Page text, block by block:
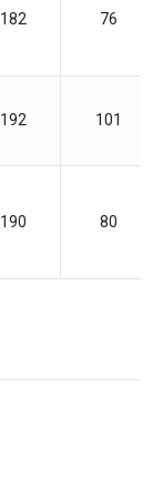
182 76
192 101
190 80